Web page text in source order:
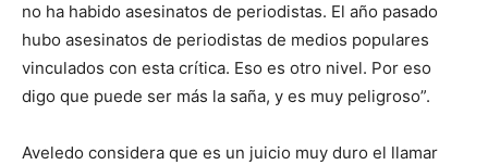
no ha habido asesinatos de periodistas. El año pasado
hubo asesinatos de periodistas de medios populares
vinculados con esta crítica. Eso es otro nivel. Por eso
digo que puede ser más la saña, y es muy peligroso”.
Aveledo considera que es un juicio muy duro el llamar